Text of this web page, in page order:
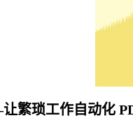
繁琐工作自动化